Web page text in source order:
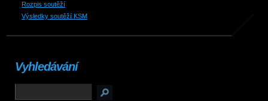
Rozpis soutěží
Výsledky soutěží KSM
Vyhledávání